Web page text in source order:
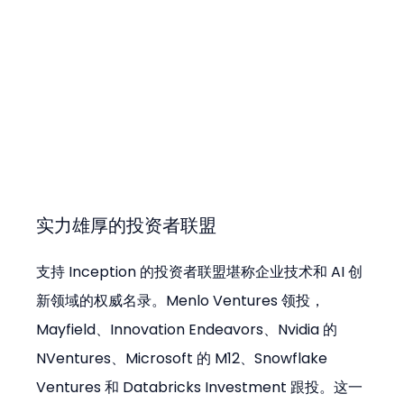
实力雄厚的投资者联盟
支持 Inception 的投资者联盟堪称企业技术和 AI 创
新领域的权威名录。Menlo Ventures 领投，
Mayfield、Innovation Endeavors、Nvidia 的
NVentures、Microsoft 的 M12、Snowflake
Ventures 和 Databricks Investment 跟投。这一